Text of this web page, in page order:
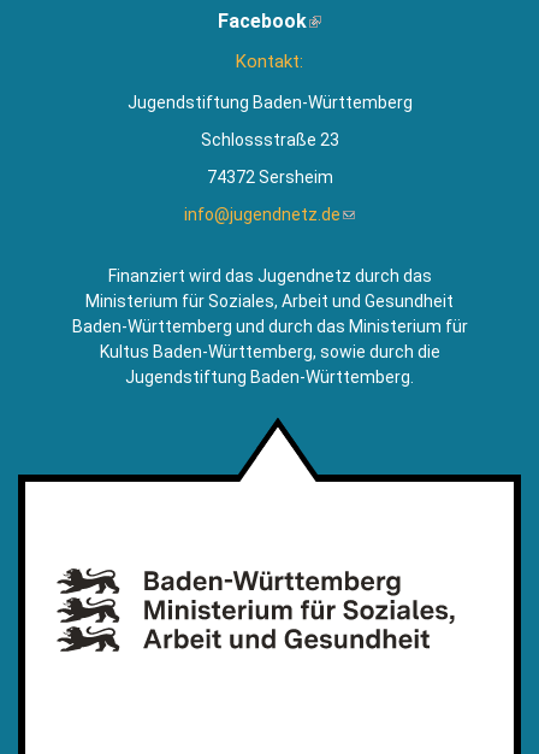
extern)
Facebook(Link
Kontakt:
Jugendstiftung Baden-Württemberg
Schlossstraße 23
74372 Sersheim
info@jugendnetz.de(Link
Mail)
Finanziert wird das Jugendnetz durch das
Ministerium für Soziales, Arbeit und Gesundheit
Baden-Württemberg und durch das Ministerium für
Kultus Baden-Württemberg, sowie durch die
Jugendstiftung Baden-Württemberg.